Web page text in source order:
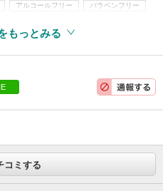
アルコールフリー パラベンフリー
もっとみる
コミする